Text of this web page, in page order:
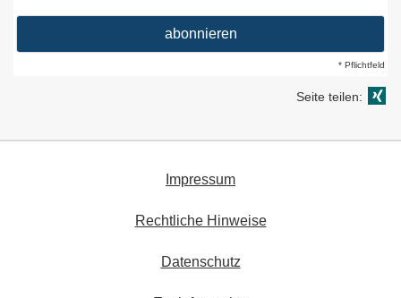
* Pflichtfeld
Seite teilen:
Impressum
Rechtliche Hinweise
Datenschutz